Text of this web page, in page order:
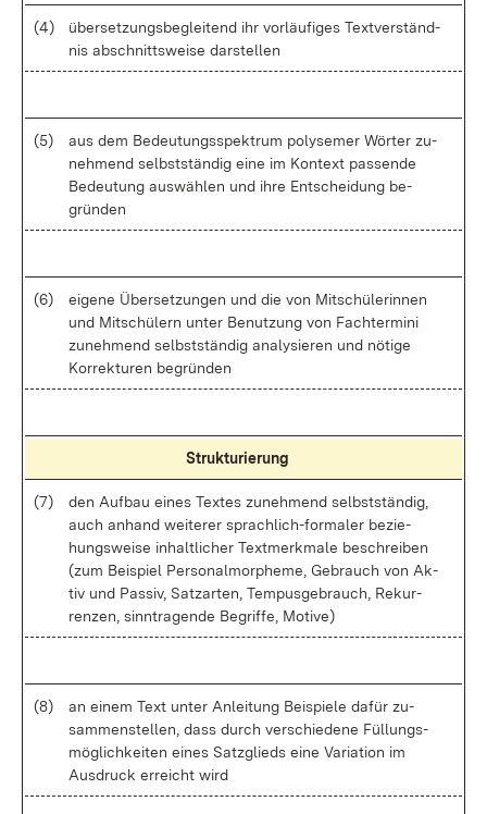
(4)
über­set­zungs­be­glei­tend ihr vor­läu­fi­ges Text­ver­ständ­
nis ab­schnitts­wei­se dar­stel­len
(5)
aus dem Be­deu­tungs­spek­trum po­ly­se­mer Wör­ter zu­
neh­mend selbst­stän­dig ei­ne im Kon­text pas­sen­de
Be­deu­tung aus­wäh­len und ih­re Ent­schei­dung be­
grün­den
(6)
ei­ge­ne Über­set­zun­gen und die von Mit­schü­le­rin­nen
und Mit­schü­lern un­ter Be­nut­zung von Fach­ter­mi­ni
zu­neh­mend selbst­stän­dig ana­ly­sie­ren und nö­ti­ge
Kor­rek­tu­ren be­grün­den
Struk­tu­rie­rung
(7)
den Auf­bau ei­nes Tex­tes zu­neh­mend selbst­stän­dig,
auch an­hand wei­te­rer sprach­lich-for­ma­ler be­zie­
hungs­wei­se in­halt­li­cher Text­merk­ma­le be­schrei­ben
(zum Bei­spiel Per­so­nal­mor­phe­me, Ge­brauch von Ak­
tiv und Pas­siv, Satz­ar­ten, Tem­pus­ge­brauch, Re­kur­
ren­zen, sinn­tra­gen­de Be­grif­fe, Mo­ti­ve)
(8)
an ei­nem Text un­ter An­lei­tung Bei­spie­le da­für zu­
sam­men­stel­len, dass durch ver­schie­de­ne Fül­lungs­
mög­lich­kei­ten ei­nes Satz­glieds ei­ne Va­ria­ti­on im
Aus­druck er­reicht wird